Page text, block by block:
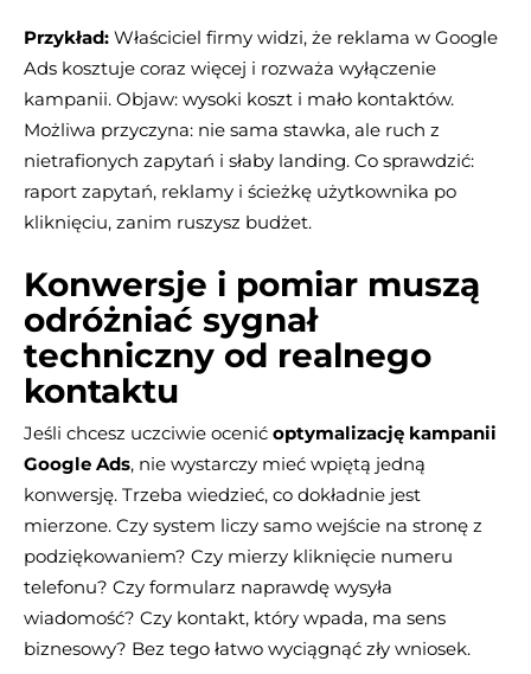
Przykład: Właściciel firmy widzi, że reklama w Google
Ads kosztuje coraz więcej i rozważa wyłączenie
kampanii. Objaw: wysoki koszt i mało kontaktów.
Możliwa przyczyna: nie sama stawka, ale ruch z
nietrafionych zapytań i słaby landing. Co sprawdzić:
raport zapytań, reklamy i ścieżkę użytkownika po
kliknięciu, zanim ruszysz budżet.
Konwersje i pomiar muszą
odróżniać sygnał
techniczny od realnego
kontaktu
Jeśli chcesz uczciwie ocenić optymalizację kampanii
Google Ads, nie wystarczy mieć wpiętą jedną
konwersję. Trzeba wiedzieć, co dokładnie jest
mierzone. Czy system liczy samo wejście na stronę z
podziękowaniem? Czy mierzy kliknięcie numeru
telefonu? Czy formularz naprawdę wysyła
wiadomość? Czy kontakt, który wpada, ma sens
biznesowy? Bez tego łatwo wyciągnąć zły wniosek.